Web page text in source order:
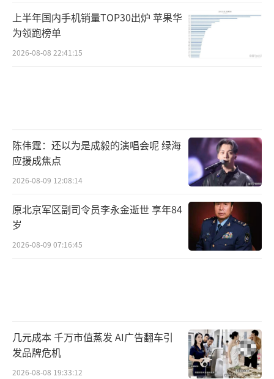
上半年国内手机销量TOP30出炉 苹果华
为领跑榜单
2026-08-08 22:41:15
陈伟霆：还以为是成毅的演唱会呢 绿海
应援成焦点
2026-08-09 12:08:14
原北京军区副司令员李永金逝世 享年84
岁
2026-08-09 07:16:45
几元成本 千万市值蒸发 AI广告翻车引
发品牌危机
2026-08-08 19:33:12